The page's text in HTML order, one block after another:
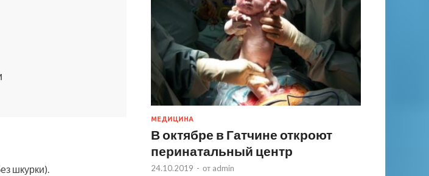
шкурки).
МЕДИЦИНА
В октябре в Гатчине откроют
перинатальный центр
24.10.2019 - от admin